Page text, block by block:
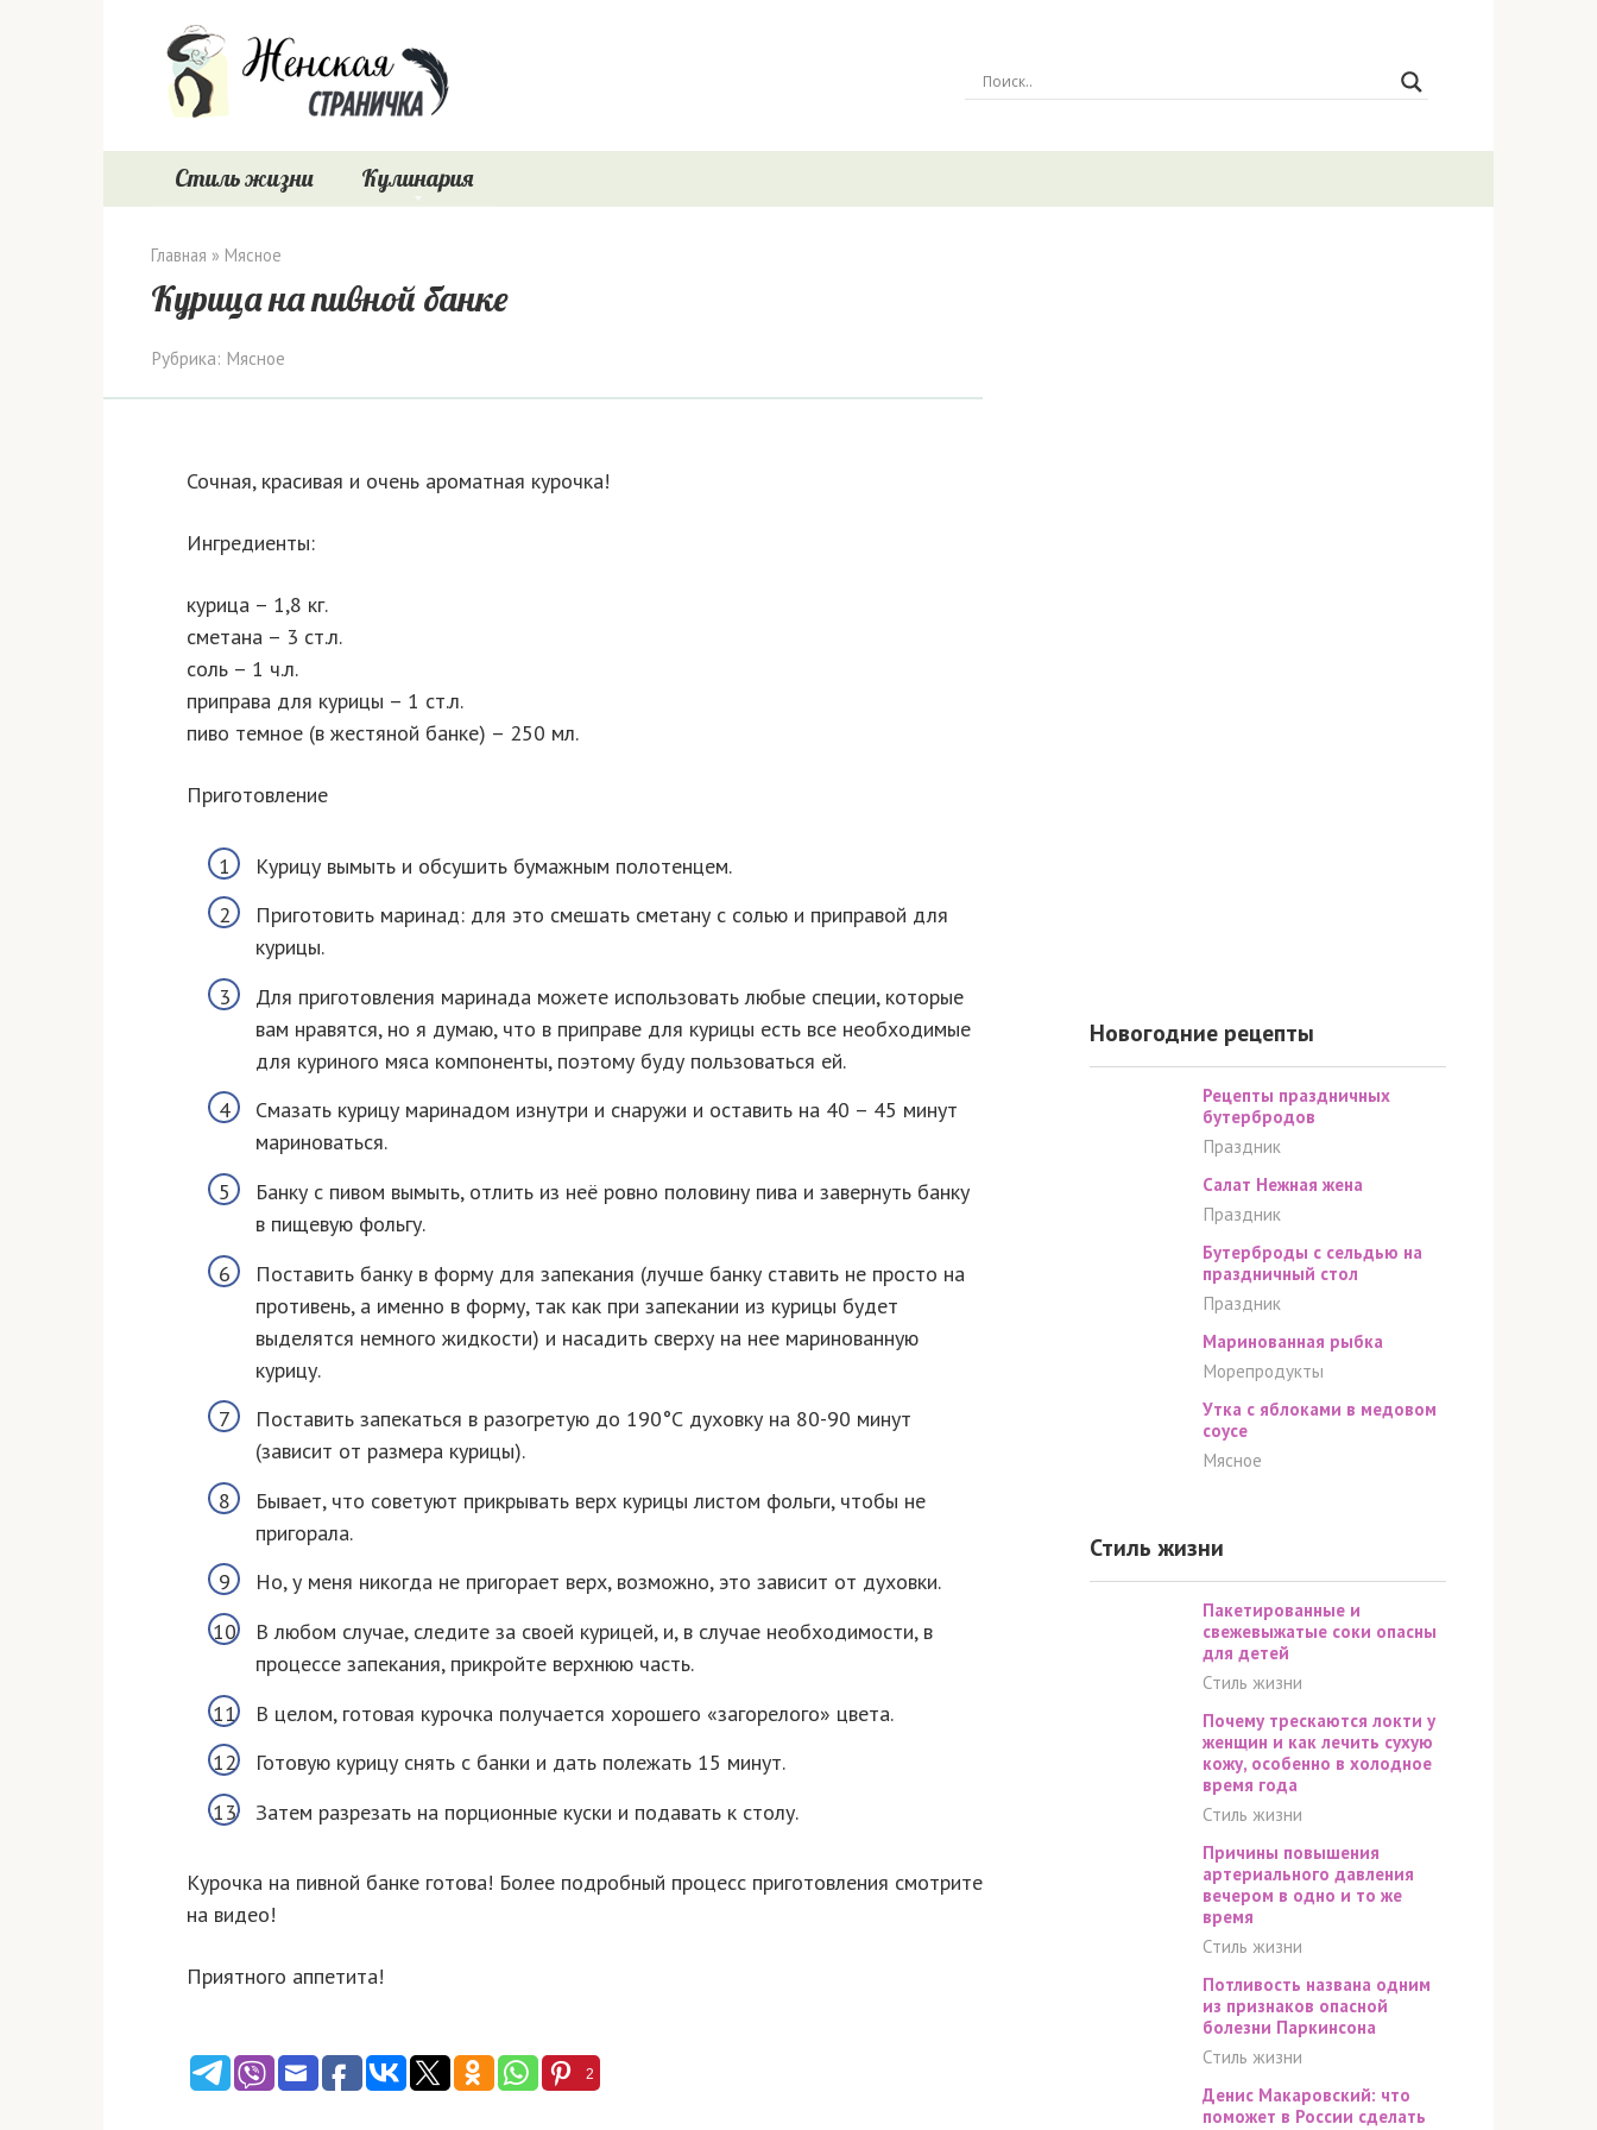
Стиль жизни Кулинария
Главная » Мясное
Курица на пивной банке
Рубрика: Мясное
Сочная, красивая и очень ароматная курочка!
Ингредиенты:
курица – 1,8 кг.
сметана – 3 ст.л.
соль – 1 ч.л.
приправа для курицы – 1 ст.л.
пиво темное (в жестяной банке) – 250 мл.
Приготовление
Курицу вымыть и обсушить бумажным полотенцем.
Приготовить маринад: для это смешать сметану с солью и приправой для
курицы.
Для приготовления маринада можете использовать любые специи, которые
вам нравятся, но я думаю, что в приправе для курицы есть все необходимые
для куриного мяса компоненты, поэтому буду пользоваться ей.
Смазать курицу маринадом изнутри и снаружи и оставить на 40 – 45 минут
мариноваться.
Банку с пивом вымыть, отлить из неё ровно половину пива и завернуть банку
в пищевую фольгу.
Поставить банку в форму для запекания (лучше банку ставить не просто на
противень, а именно в форму, так как при запекании из курицы будет
выделятся немного жидкости) и насадить сверху на нее маринованную
курицу.
Поставить запекаться в разогретую до 190°С духовку на 80-90 минут
(зависит от размера курицы).
Бывает, что советуют прикрывать верх курицы листом фольги, чтобы не
пригорала.
Но, у меня никогда не пригорает верх, возможно, это зависит от духовки.
В любом случае, следите за своей курицей, и, в случае необходимости, в
процессе запекания, прикройте верхнюю часть.
В целом, готовая курочка получается хорошего «загорелого» цвета.
Готовую курицу снять с банки и дать полежать 15 минут.
Затем разрезать на порционные куски и подавать к столу.
Курочка на пивной банке готова! Более подробный процесс приготовления смотрите
на видео!
Приятного аппетита!
2
Новогодние рецепты
Рецепты праздничных
бутербродов
Праздник
Салат Нежная жена
Праздник
Бутерброды с сельдью на
праздничный стол
Праздник
Маринованная рыбка
Морепродукты
Утка с яблоками в медовом
соусе
Мясное
Стиль жизни
Пакетированные и
свежевыжатые соки опасны
для детей
Стиль жизни
Почему трескаются локти у
женщин и как лечить сухую
кожу, особенно в холодное
время года
Стиль жизни
Причины повышения
артериального давления
вечером в одно и то же
время
Стиль жизни
Потливость названа одним
из признаков опасной
болезни Паркинсона
Стиль жизни
Денис Макаровский: что
поможет в России сделать